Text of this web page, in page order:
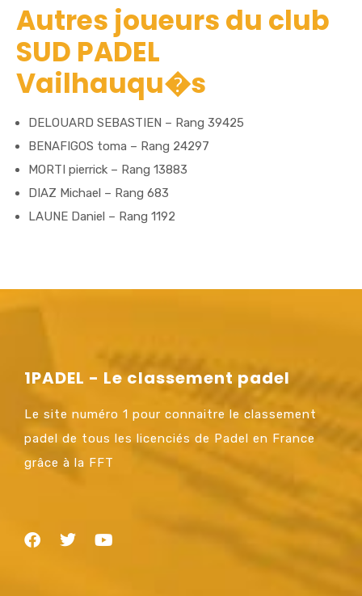
Autres joueurs du club
SUD PADEL
Vailhauqu�s
DELOUARD SEBASTIEN – Rang 39425
BENAFIGOS toma – Rang 24297
MORTI pierrick – Rang 13883
DIAZ Michael – Rang 683
LAUNE Daniel – Rang 1192
1PADEL - Le classement padel
Le site numéro 1 pour connaitre le classement
padel de tous les licenciés de Padel en France
grâce à la FFT